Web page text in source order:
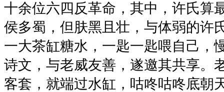
十余位六四反革命，其中，许氏算
侯多蜀，但肤黑且壮，与体弱的许
一大茶缸糖水，一匙一匙喂自己，
诗文，与老威友善，遂邀其共享。
客套，就端过水缸，咕咚咕咚底朝